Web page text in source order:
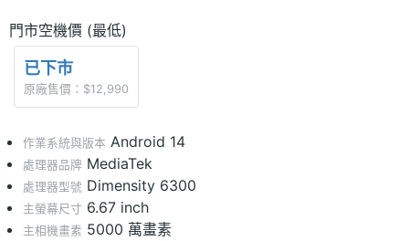
門市空機價 (最低)
已下市
原廠售價：$12,990
作業系統與版本 Android 14
處理器品牌 MediaTek
處理器型號 Dimensity 6300
主螢幕尺寸 6.67 inch
主相機畫素 5000 萬畫素